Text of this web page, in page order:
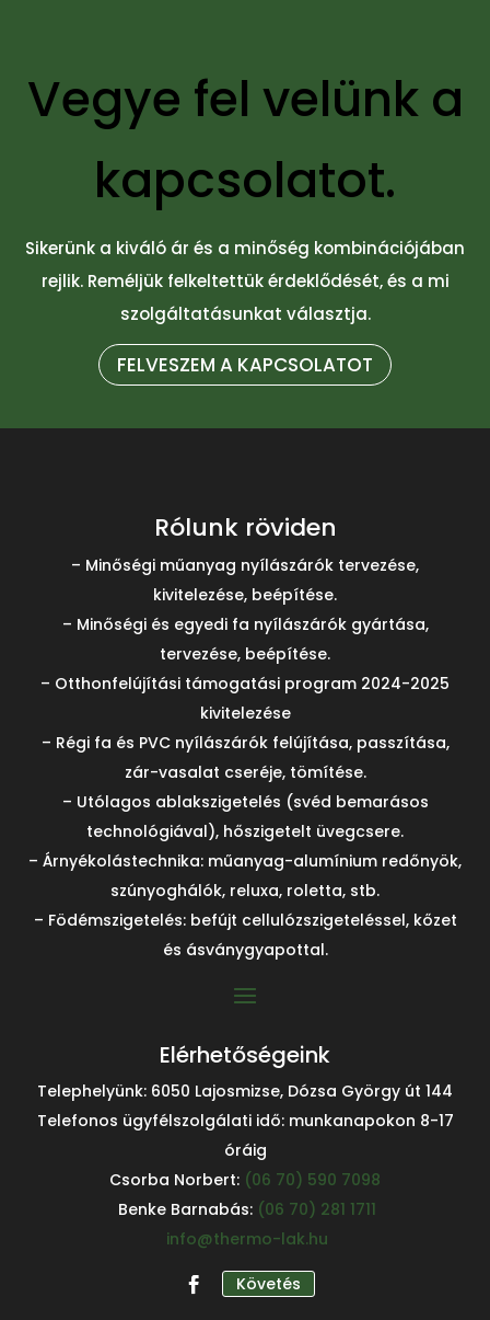
Vegye fel velünk a
kapcsolatot.
Sikerünk a kiváló ár és a minőség kombinációjában
rejlik. Reméljük felkeltettük érdeklődését, és a mi
szolgáltatásunkat választja.
FELVESZEM A KAPCSOLATOT
Rólunk röviden
– Minőségi műanyag nyílászárók tervezése,
kivitelezése, beépítése.
– Minőségi és egyedi fa nyílászárók gyártása,
tervezése, beépítése.
– Otthonfelújítási támogatási program 2024-2025
kivitelezése
– Régi fa és PVC nyílászárók felújítása, passzítása,
zár-vasalat cseréje, tömítése.
– Utólagos ablakszigetelés (svéd bemarásos
technológiával), hőszigetelt üvegcsere.
– Árnyékolástechnika: műanyag-alumínium redőnyök,
szúnyoghálók, reluxa, roletta, stb.
– Födémszigetelés: befújt cellulózszigeteléssel, kőzet
és ásványgyapottal.
Elérhetőségeink
Telephelyünk: 6050 Lajosmizse, Dózsa György út 144
Telefonos ügyfélszolgálati idő: munkanapokon 8-17
óráig
Csorba Norbert: (06 70) 590 7098
Benke Barnabás: (06 70) 281 1711
info@thermo-lak.hu
Követés